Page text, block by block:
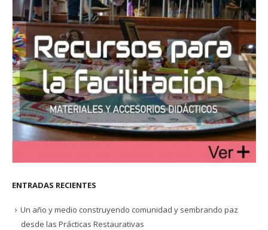
ENTRADAS RECIENTES
Un año y medio construyendo comunidad y sembrando paz
desde las Prácticas Restaurativas